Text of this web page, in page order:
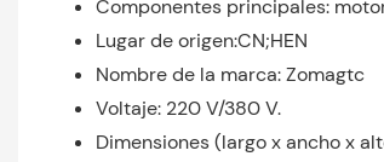
Componentes principales:
Lugar de origen:CN;HEN
Nombre de la marca: Zomagtc
Voltaje: 220 V/380 V.
Dimensiones (largo x ancho x